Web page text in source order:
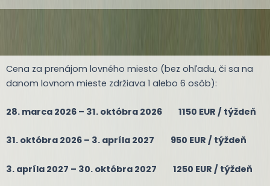
Cena za prenájom lovného miesto (bez ohľadu, či sa na
danom lovnom mieste zdržiava 1 alebo 6 osôb):
28. marca 2026 – 31. októbra 2026 1150 EUR / týždeň
31. októbra 2026 – 3. apríla 2027 950 EUR / týždeň
3. apríla 2027 – 30. októbra 2027 1250 EUR / týždeň